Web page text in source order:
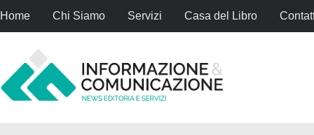
Home Chi Siamo Servizi Casa del Libro